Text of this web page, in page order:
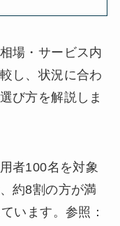
場・サービス内
し、状況に合わ
び方を解説しま
者100名を対象
約8割の方が満
います。参照：